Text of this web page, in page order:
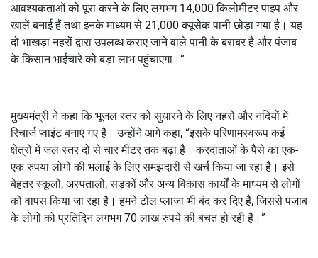
आवश्यकताओं को पूरा करने के लिए लगभग 14,000 किलोमीटर पाइप और
खालें बनाई हैं तथा इनके माध्यम से 21,000 क्यूसेक पानी छोड़ा गया है। यह
दो भाखड़ा नहरों द्वारा उपलब्ध कराए जाने वाले पानी के बराबर है और पंजाब
के किसान भाईचारे को बड़ा लाभ पहुंचाएगा।”
मुख्यमंत्री ने कहा कि भूजल स्तर को सुधारने के लिए नहरों और नदियों में
रिचार्ज प्वाइंट बनाए गए हैं। उन्होंने आगे कहा, “इसके परिणामस्वरूप कई
क्षेत्रों में जल स्तर दो से चार मीटर तक बढ़ा है। करदाताओं के पैसे का एक-
एक रुपया लोगों की भलाई के लिए समझदारी से खर्च किया जा रहा है। इसे
बेहतर स्कूलों, अस्पतालों, सड़कों और अन्य विकास कार्यों के माध्यम से लोगों
को वापस किया जा रहा है। हमने टोल प्लाजा भी बंद कर दिए हैं, जिससे पंजाब
के लोगों को प्रतिदिन लगभग 70 लाख रुपये की बचत हो रही है।”